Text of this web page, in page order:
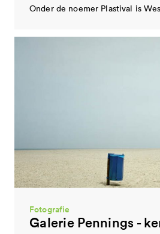
DOCfeed
Fotografie